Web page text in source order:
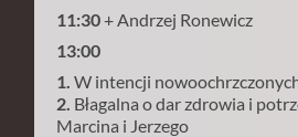
11:30+ Andrzej Ronewicz
13:00
1. W intencji
2. Błagalna o dar zdrowia i
Marcina i Jerzego